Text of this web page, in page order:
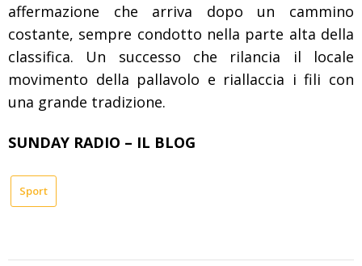
affermazione che arriva dopo un cammino
costante, sempre condotto nella parte alta della
classifica. Un successo che rilancia il locale
movimento della pallavolo e riallaccia i fili con
una grande tradizione.
SUNDAY RADIO – IL BLOG
Sport